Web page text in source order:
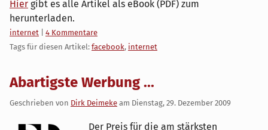
Hier gibt es alle Artikel als eBook (PDF) zum
herunterladen.
Kategorien:
internet
4 Kommentare
Tags für diesen Artikel: facebook, internet
Abartigste Werbung ...
Geschrieben von Dirk Deimeke am Dienstag, 29. Dezember 2009
Der Preis für die am stärksten